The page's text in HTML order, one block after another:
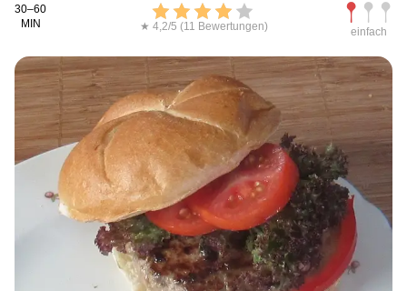
Kochdauer
30–60
MIN
Bewerten
★ 4,2/5 (11 Bewertungen) einfach